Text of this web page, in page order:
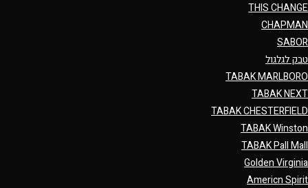
THIS CHANGE
CHAPMAN
SABOR
טבק לגלגול
TABAK MARLBORO
TABAK NEXT
TABAK CHESTERFIELD
TABAK Winston
TABAK Pall Mall
Golden Virginia
Americn Spirit